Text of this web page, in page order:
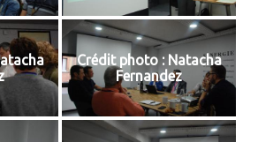
Crédit photo : Natacha
Fernandez